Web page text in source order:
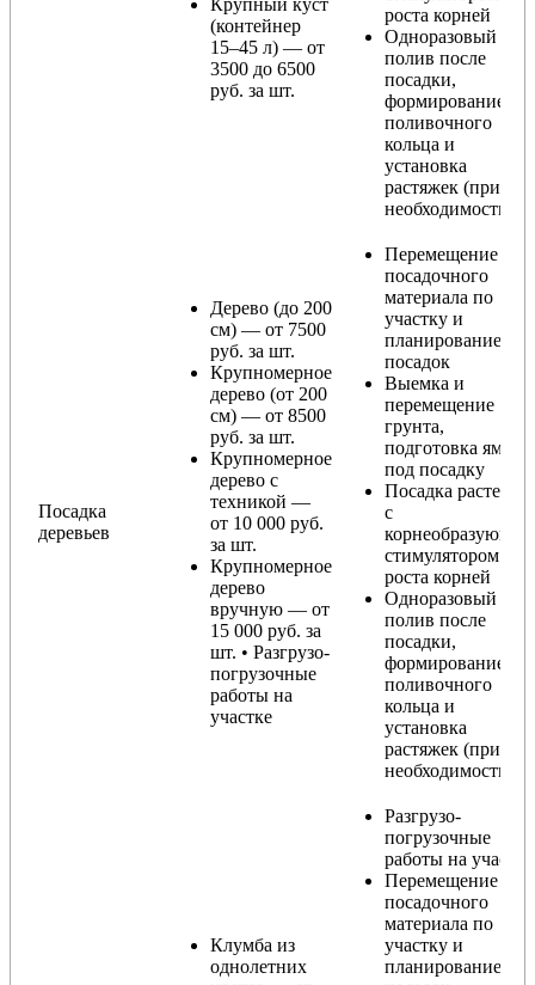
Крупный куст
(контейнер
15–45 л) — от
3500 до 6500
руб. за шт.
роста корней
Одноразовый
полив после
посадки,
формирование
поливочного
кольца и
установка
растяжек (при
необходимости)
Посадка
деревьев
Дерево (до 200
см) — от 7500
руб. за шт.
Крупномерное
дерево (от 200
см) — от 8500
руб. за шт.
Крупномерное
дерево с
техникой —
от 10 000 руб.
за шт.
Крупномерное
дерево
вручную — от
15 000 руб. за
шт. • Разгрузо-
погрузочные
работы на
участке
Перемещение
посадочного
материала по
участку и
планирование
посадок
Выемка и
перемещение
грунта,
подготовка ямы
под посадку
Посадка растения
с
корнеобразующим
стимулятором
роста корней
Одноразовый
полив после
посадки,
формирование
поливочного
кольца и
установка
растяжек (при
необходимости)
Клумба из
однолетних
Разгрузо-
погрузочные
работы на участке
Перемещение
посадочного
материала по
участку и
планирование